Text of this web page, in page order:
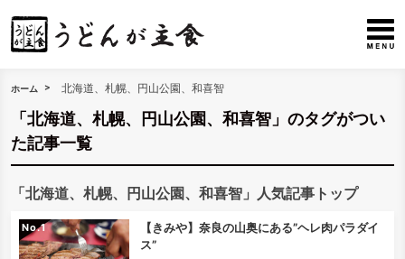
ホーム 北海道、札幌、円山公園、和喜智
「北海道、札幌、円山公園、和喜智」のタグがつい
た記事一覧
「北海道、札幌、円山公園、和喜智」人気記事トップ
No.
【きみや】奈良の山奥にある”ヘレ肉パラダイ
ス”